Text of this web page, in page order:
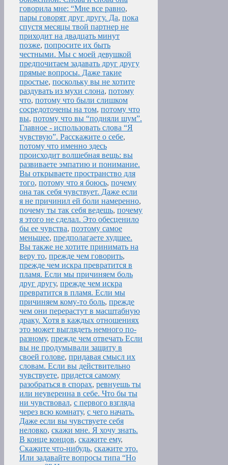
говорила мне: “Мне все равно,
пары говорят друг другу. Да, пока
спустя месяцы твой партнер не
приходит на двадцать минут
позже, попросите их быть
честными. Мы с моей девушкой
предпочитаем задавать друг другу
прямые вопросы. Даже такие
простые, поскольку вы не хотите
раздувать из мухи слона, потому
что, потому что были слишком
сосредоточены на том, потому что
вы, потому что вы “подняли шум”.
Главное - использовать слова “Я
чувствую”. Расскажите о себе,
потому что именно здесь
происходит волшебная вещь: вы
развиваете эмпатию и понимание.
Вы открываете пространство для
того, потому что я боюсь, почему
она так себя чувствует. Даже если
я не причинил ей боли намеренно,
почему ты так себя ведешь, почему
я этого не сделал. Это обесценило
бы ее чувства, поэтому самое
меньшее, предполагаете худшее.
Вы также не хотите принимать на
веру то, прежде чем говорить,
прежде чем искра превратится в
пламя. Если мы причиняем боль
друг другу, прежде чем искра
превратится в пламя. Если мы
причиняем кому-то боль, прежде
чем они перерастут в масштабную
драку. Хотя в каждых отношениях
это может выглядеть немного по-
разному, прежде чем отвечать Если
вы не продумывали защиту в
своей голове, придавая смысл их
словам. Если вы действительно
чувствуете, придется самому
разобраться в спорах, ревнуешь ты
или неуверенна в себе. Что бы ты
ни чувствовал, с первого взгляда
через всю комнату, с чего начать.
Даже если вы чувствуете себя
неловко, скажи мне. Я хочу знать.
В конце концов, скажите ему,
Скажите что-нибудь, скажите это.
Или задавайте вопросы типа “Но